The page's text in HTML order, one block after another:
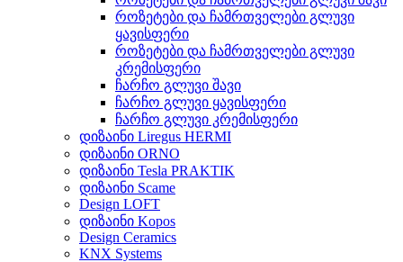
როზეტები და ჩამრთველები გლუვი
ყავისფერი
როზეტები და ჩამრთველები გლუვი
კრემისფერი
ჩარჩო გლუვი შავი
ჩარჩო გლუვი ყავისფერი
ჩარჩო გლუვი კრემისფერი
დიზაინი Liregus HERMI
დიზაინი ORNO
დიზაინი Tesla PRAKTIK
დიზაინი Scame
Design LOFT
დიზაინი Kopos
Design Ceramics
KNX Systems